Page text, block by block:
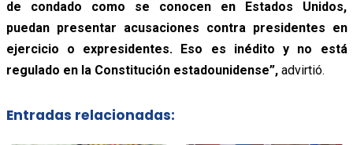
de condado como se conocen en Estados Unidos,
puedan presentar acusaciones contra presidentes en
ejercicio o expresidentes. Eso es inédito y no está
regulado en la Constitución estadounidense”,advirtió.
Entradas relacionadas: